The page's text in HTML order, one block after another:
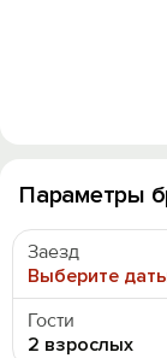
Параметры
Заезд
Выберите
Гости
2 взрослых